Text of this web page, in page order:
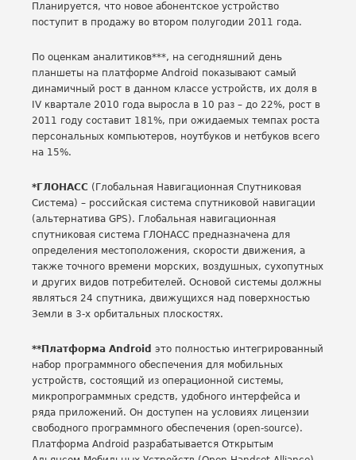
Планируется, что новое абонентское устройство
поступит в продажу во втором полугодии 2011 года.
По оценкам аналитиков***, на сегодняшний день
планшеты на платформе Android показывают самый
динамичный рост в данном классе устройств, их доля в
IV квартале 2010 года выросла в 10 раз – до 22%, рост в
2011 году составит 181%, при ожидаемых темпах роста
персональных компьютеров, ноутбуков и нетбуков всего
на 15%.
*ГЛОНАСС (Глобальная Навигационная Спутниковая
Система) – российская система спутниковой навигации
(альтернатива GPS). Глобальная навигационная
спутниковая система ГЛОНАСС предназначена для
определения местоположения, скорости движения, а
также точного времени морских, воздушных, сухопутных
и других видов потребителей. Основой системы должны
являться 24 спутника, движущихся над поверхностью
Земли в 3-х орбитальных плоскостях.
** Платформа Android это полностью интегрированный
набор программного обеспечения для мобильных
устройств, состоящий из операционной системы,
микропрограммных средств, удобного интерфейса и
ряда приложений. Он доступен на условиях лицензии
свободного программного обеспечения (open-source).
Платформа Android разрабатывается Открытым